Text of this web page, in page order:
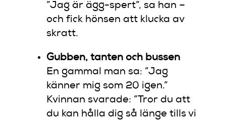
”Jag är ägg-spert”, sa han –
och fick hönsen att klucka av
skratt.
Gubben, tanten och bussen
En gammal man sa: ”Jag
känner mig som 20 igen.”
Kvinnan svarade: ”Tror du att
du kan hålla dig så länge tills vi